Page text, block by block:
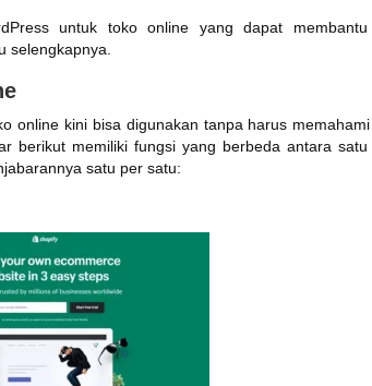
untuk toko online yang dapat
selengkapnya.
online kini bisa digunakan tanpa harus
berikut memiliki fungsi yang berbeda antara satu
satu per satu: